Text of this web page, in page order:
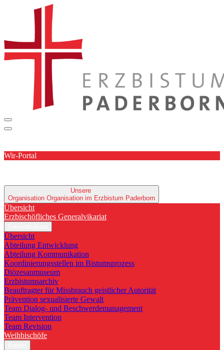
Wir-Portal
Unsere
Organisation Organisation im Erzbistum Paderborn
Übersicht
Erzbischöfliches Generalvikariat
Übersicht
Abteilung Entwicklung
Abteilung Kommunikation
Koordinierungsstellen im Bistumsprozess
Diözesanmuseum
Erzbistumsarchiv
Beauftragter für Missbrauch geistlicher Autorität
Prävention sexualisierte Gewalt
Team Dialog- und Beschwerdemanagement
Team Intervention
Team Revision
Weihbischöfe